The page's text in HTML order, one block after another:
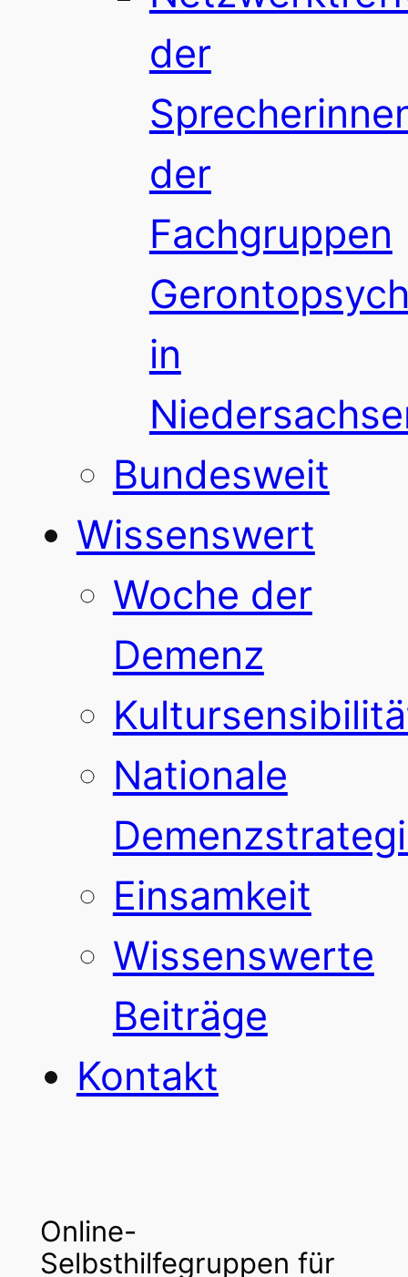
der
der
Fachgruppen
in
Bundesweit
Wissenswert
Woche der
Demenz
Nationale
Einsamkeit
Wissenswerte
Beiträge
Kontakt
Online-
Selbsthilfegruppen für